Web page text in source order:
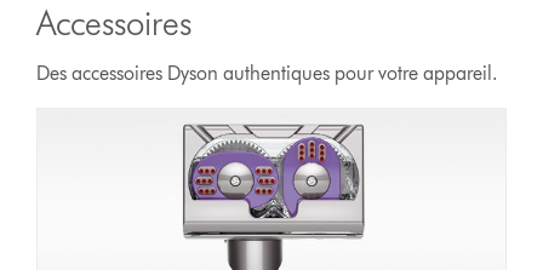
Accessoires
Des accessoires Dyson authentiques pour votre appareil.